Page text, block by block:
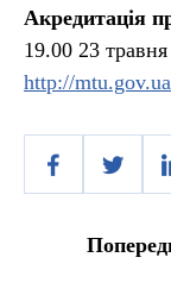
Акредитація
19.00 23
http://